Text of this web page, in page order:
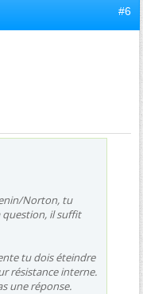
#6
Norton, tu
question, il suffit
tu dois éteindre
résistance interne.
une réponse.